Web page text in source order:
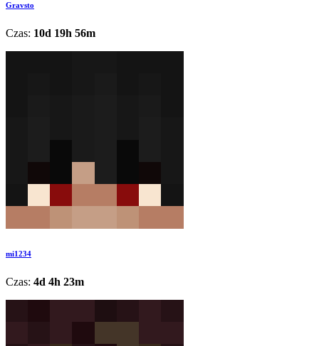
Gravsto
Czas: 10d 19h 56m
mi1234
Czas: 4d 4h 23m